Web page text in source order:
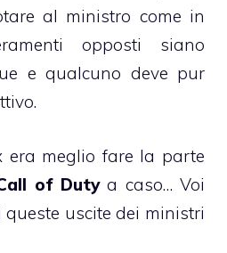
al ministro come in
opposti siano
e qualcuno deve pur
era meglio fare la parte
of Dutya caso… Voi
uscite dei ministri